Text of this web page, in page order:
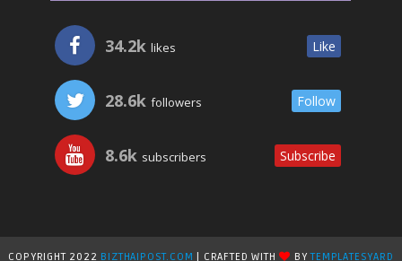
34.2k likes Like
28.6k followers Follow
8.6k subscribers Subscribe
COPYRIGHT 2022 BIZTHAIPOST.COM | CRAFTED WITH BYTEMPLATESYARD